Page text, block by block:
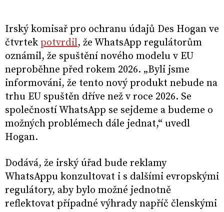
Irský komisař pro ochranu údajů Des Hogan ve
čtvrtek potvrdil, že WhatsApp regulátorům
oznámil, že spuštění nového modelu v EU
neproběhne před rokem 2026. „Byli jsme
informováni, že tento nový produkt nebude na
trhu EU spuštěn dříve než v roce 2026. Se
společností WhatsApp se sejdeme a budeme o
možných problémech dále jednat,“ uvedl
Hogan.
Dodává, že irský úřad bude reklamy
WhatsAppu konzultovat i s dalšími evropskými
regulátory, aby bylo možné jednotně
reflektovat případné výhrady napříč členskými